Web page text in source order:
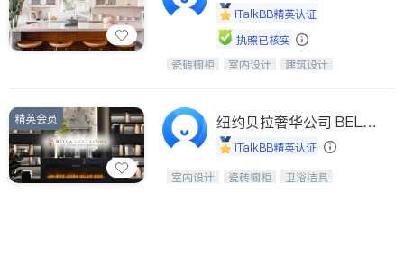
iTalkBB精英认证
执照已核实
中华橱柜石材公司以实惠的价格提供实
水槽、水龙头与抽油烟机。品质厨房，
家的选择。
瓷砖橱柜 室内设计
建筑设计
精英会员
纽约贝拉奢华公司 BELL
A LUXE
iTalkBB精英认证
设计、制造、安装一体化，打造高端定
室内设计 瓷砖橱柜
卫浴洁具